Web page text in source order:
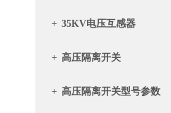
+ 35KV电压互感器
+ 高压隔离开关
+ 高压隔离开关型号参数